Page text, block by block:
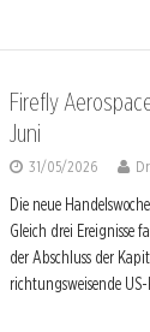
Firefly
Juni
31/05/2026
Die neue
Gleich drei Ereignisse
der Abschluss der
richtungsweisende